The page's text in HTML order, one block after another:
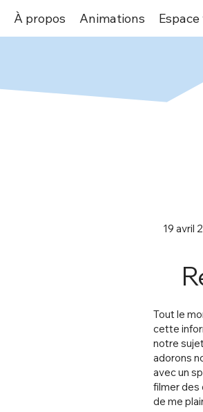
À propos Animations
19 avril
Tout le
cette
notre
adorons
avec un
filmer des
de me